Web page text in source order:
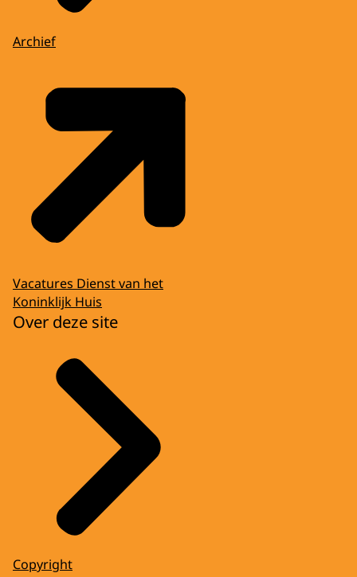
Archief
Vacatures Dienst van het
Koninklijk Huis
Over deze site
Copyright